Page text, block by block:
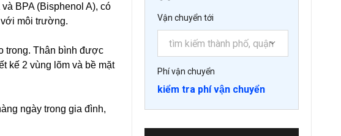
BPA (Bisphenol A), có
môi trường.
trong. Thân bình được
kế 2 vùng lõm và bề mặt
ngày trong gia đình,
Vận chuyển tới
Phí vận chuyển
kiểm tra phí vận chuyển